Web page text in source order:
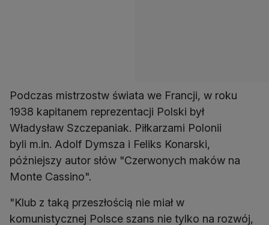
Podczas mistrzostw świata we Francji, w roku
1938 kapitanem reprezentacji Polski był
Władysław Szczepaniak. Piłkarzami Polonii
byli m.in. Adolf Dymsza i Feliks Konarski,
późniejszy autor słów "Czerwonych maków na
Monte Cassino".
"Klub z taką przeszłością nie miał w
komunistycznej Polsce szans nie tylko na rozwój,